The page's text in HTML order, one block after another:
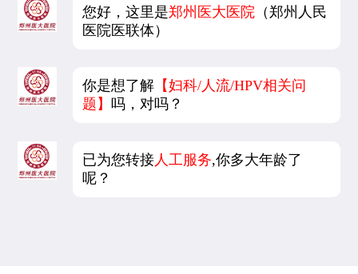
您好，这里是郑州医大医院 （郑州人民
医院医联体）
你是想了解 【妇科/人流/HPV相关问
题】吗，对吗？
已为您转接 人工服务,你多大年龄了
呢？